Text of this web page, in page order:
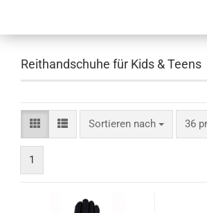
Reithandschuhe für Kids & Teens
Sortieren nach
Sortieren nach 36
pro
1